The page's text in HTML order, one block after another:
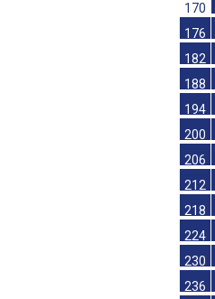
170
176
182
188
194
200
206
212
218
224
230
236